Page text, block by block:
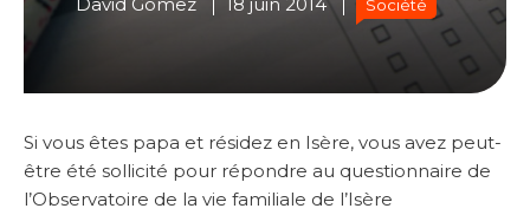
David Gomez 18 juin 2014 Société
Si vous êtes papa et résidez en Isère, vous avez peut-
être été sollicité pour répondre au questionnaire de
l’Observatoire de la vie familiale de l’Isère